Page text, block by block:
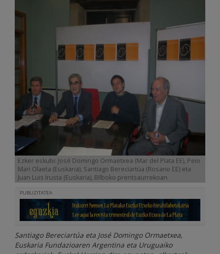
Ezker eskubi: José Domingo Ormaetxea (Mar del Plata EE), Peio
Mari Olaeta (Euskaria), Santiago Bereciartúa (Rosario EE) eta
Juan Luis Irusta (Euskaria), BIlboko prentsaurrekoan
PUBLIZITATEA
Santiago Bereciartúa eta José Domingo Ormaetxea,
Euskaria Fundazioaren Argentina eta Uruguaiko